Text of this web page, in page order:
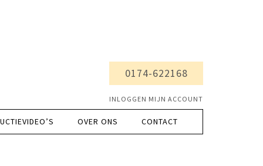
0174-622168
INLOGGEN MIJN ACCOUNT
OVER ONS CONTACT